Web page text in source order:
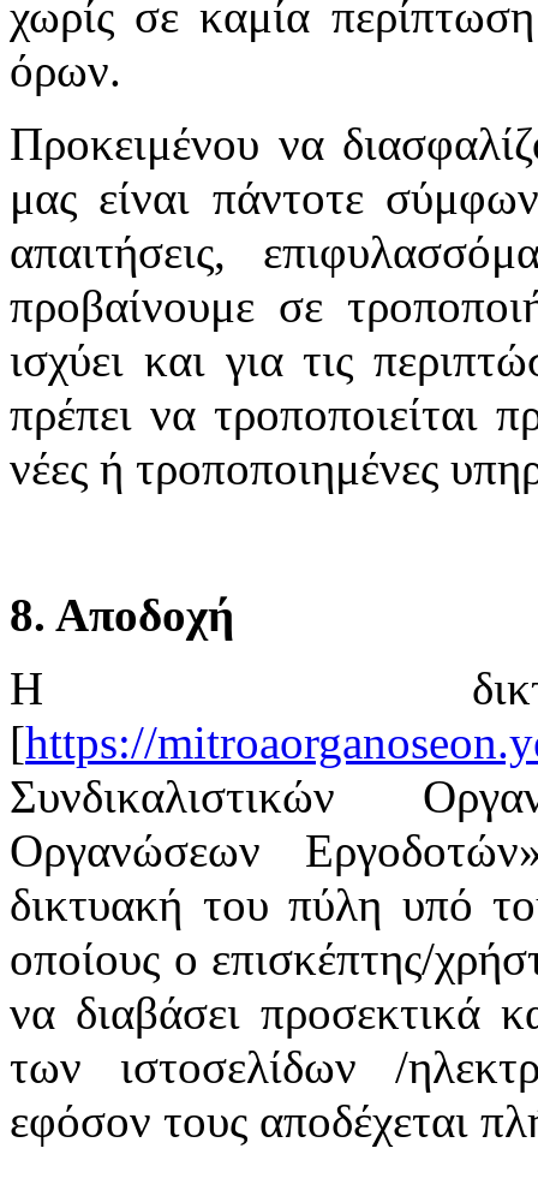
χωρίς σε καμία
όρων.
Προκειμένου να
μας είναι πάντοτε
απαιτήσεις,
προβαίνουμε σε
ισχύει και για τις
πρέπει να τροποποιείται
νέες ή τροποποιημένες
8. Αποδοχή
Η
[https://
Συνδικαλιστικών
Οργανώσεων
δικτυακή του πύλη υπό
οποίους ο επισκέπτης/
να διαβάσει προσεκτικά
των ιστοσελίδων /
εφόσον τους αποδέχεται